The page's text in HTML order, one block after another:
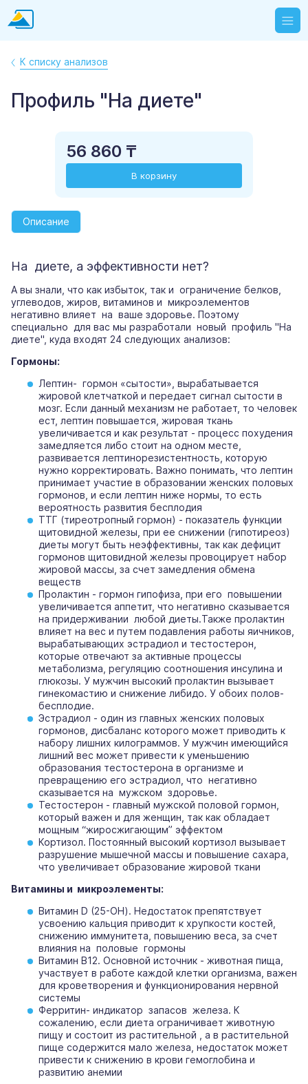
К списку анализов
Профиль "На диете"
56 860 ₸
В корзину
Описание
На диете, а эффективности нет?
А вы знали, что как избыток, так и ограничение белков,
углеводов, жиров, витаминов и микроэлементов
негативно влияет на ваше здоровье. Поэтому
специально для вас мы разработали новый профиль "На
диете", куда входят 24 следующих анализов:
Гормоны:
Лептин- гормон «сытости», вырабатывается
жировой клетчаткой и передает сигнал сытости в
мозг. Если данный механизм не работает, то человек
ест, лептин повышается, жировая ткань
увеличивается и как результат - процесс похудения
замедляется либо стоит на одном месте,
развивается лептинорезистентность, которую
нужно корректировать. Важно понимать, что лептин
принимает участие в образовании женских половых
гормонов, и если лептин ниже нормы, то есть
вероятность развития бесплодия
ТТГ (тиреотропный гормон) - показатель функции
щитовидной железы, при ее снижении (гипотиреоз)
диеты могут быть неэффективны, так как дефицит
гормонов щитовидной железы провоцирует набор
жировой массы, за счет замедления обмена
веществ
Пролактин - гормон гипофиза, при его повышении
увеличивается аппетит, что негативно сказывается
на придерживании любой диеты.Также пролактин
влияет на вес и путем подавления работы яичников,
вырабатывающих эстрадиол и тестостерон,
которые отвечают за активные процессы
метаболизма, регуляцию соотношения инсулина и
глюкозы. У мужчин высокий пролактин вызывает
гинекомастию и снижение либидо. У обоих полов-
бесплодие.
Эстрадиол - один из главных женских половых
гормонов, дисбаланс которого может приводить к
набору лишних килограммов. У мужчин имеющийся
лишний вес может привести к уменьшению
образования тестостерона в организме и
превращению его эстрадиол, что негативно
сказывается на мужском здоровье.
Тестостерон - главный мужской половой гормон,
который важен и для женщин, так как обладает
мощным “жиросжигающим” эффектом
Кортизол. Постоянный высокий кортизол вызывает
разрушение мышечной массы и повышение сахара,
что увеличивает образование жировой ткани
Витамины и микроэлементы:
Витамин D (25-ОН). Недостаток препятствует
усвоению кальция приводит к хрупкости костей,
снижению иммунитета, повышению веса, за счет
влияния на половые гормоны
Витамин В12. Основной источник - животная пища,
участвует в работе каждой клетки организма, важен
для кроветворения и функционирования нервной
системы
Ферритин- индикатор запасов железа. К
сожалению, если диета ограничивает животную
пищу и состоит из растительной , а в растительной
пище содержится мало железа, недостаток может
привести к снижению в крови гемоглобина и
развитию анемии